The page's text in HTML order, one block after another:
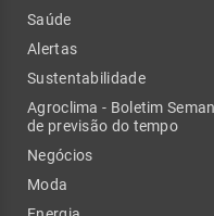
Saúde
Alertas
Sustentabilidade
Agroclima - Boletim
de previsão do tempo
Negócios
Moda